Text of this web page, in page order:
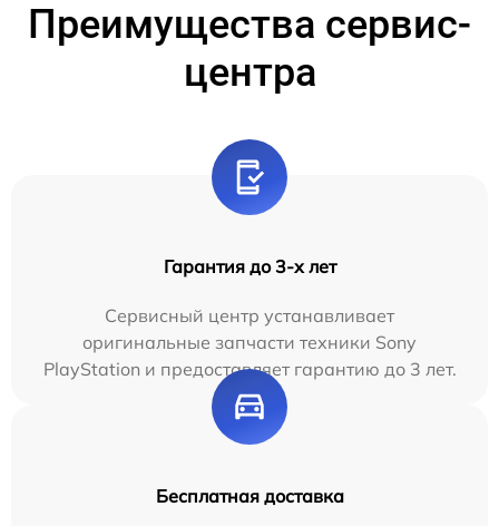
Преимущества сервис-
центра
Гарантия до 3-х лет
Сервисный центр устанавливает
оригинальные запчасти техники Sony
PlayStation и предоставляет гарантию до 3 лет.
Бесплатная доставка